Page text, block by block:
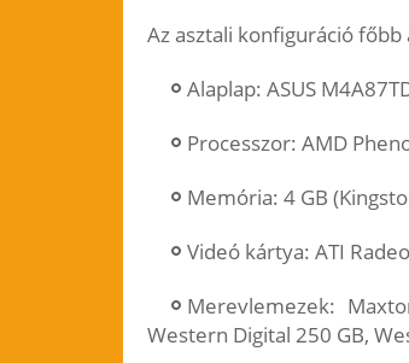
Az asztali konfiguráció főbb
Alaplap: ASUS
Processzor: AMD
Memória: 4 GB
Videó kártya: ATI
Merevlemezek:
Western Digital 250 GB,